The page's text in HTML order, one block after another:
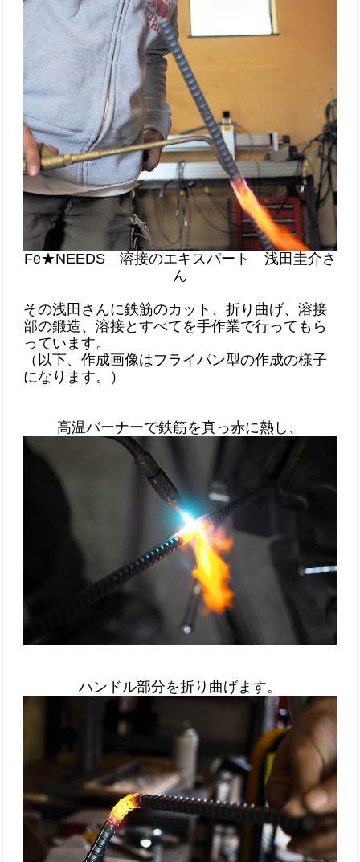
Fe★NEEDS 溶接のエキスパート 浅田圭介さ
ん
その浅田さんに鉄筋のカット、折り曲げ、溶接
部の鍛造、溶接とすべてを手作業で行ってもら
っています。
（以下、作成画像はフライパン型の作成の様子
になります。）
高温バーナーで鉄筋を真っ赤に熱し、
ハンドル部分を折り曲げます。